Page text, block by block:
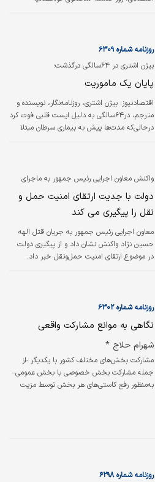
بیژن اشتری در ۶۴سالگی درگذشت؛
روزنامه شماره ۶۳۰۹
پایان یک ماموریت
اقتصادنیوز: بیژن اشتری، روزنامه‌نگار، نویسنده و
مترجم، در۶۴سالگی به دلیل ایست قلبی فوت کرد
در‌حالی‌که مدت‌ها پیش به بیماری سرطان مبتلا
گذاشت، اما کارنامه‌اش بیشتر با انتخاب
می‌شود که اصطلاحا به کتاب‌های سرخ معروف
شده‌اند. او در دهه هشتاد فعالیت‌های
روزنامه‌نگاری‌اش را متوقف کرد و به‌صورت تمام‌وقت
روی این پروژه وقت گذاشت.
واکنش معاون اجرایی رئیس جمهور به ماجرای
قتل الهه حسین‌نژاد:
دولت با جدیت ارتقای امنیت حمل و
نقل را پیگیری می کند
معاون اجرایی رئیس جمهور به جریان قتل الهه
حسین نژاد واکنش نشان داد و از پیگیری دولت
در موضوع ارتقای امنیت حمل‌ونقل خبر داد.
روزنامه شماره ۶۳۰۲
نگاهی به موانع مشارکت واقعی
شهرام حلاج *
مشارکت بخش‌‌‌های مختلف کشور با یکدیگر -از
جمله مشارکت بخش خصوصی با بخش عمومی–
به‌منظور رفع کاستی‌‌‌‌های هر بخش توسط مزیت
کشورمان را کاهش دهد.
روزنامه شماره ۶۲۹۸